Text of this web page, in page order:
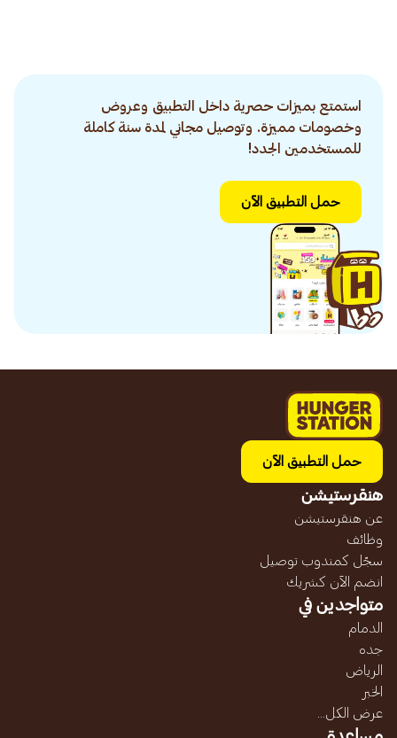
استمتع بميزات حصرية داخل التطبيق وعروض
وخصومات مميزة. وتوصيل مجاني لمدة سنة كاملة
للمستخدمين الجدد!
حمل التطبيق الآن
حمل التطبيق الآن
هنقرستيشن
عن هنقرستيشن
وظائف
سجّل كمندوب توصيل
انضم الآن كشريك
متواجدين في
الدمام
جده
الرياض
الخبر
عرض الكل...